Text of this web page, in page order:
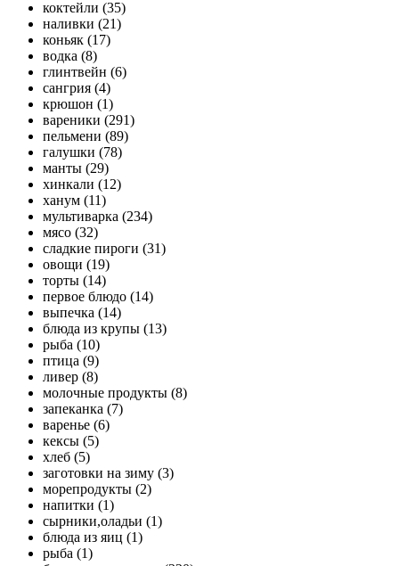
коктейли (35)
наливки (21)
коньяк (17)
водка (8)
глинтвейн (6)
сангрия (4)
крюшон (1)
вареники (291)
пельмени (89)
галушки (78)
манты (29)
хинкали (12)
ханум (11)
мультиварка (234)
мясо (32)
сладкие пироги (31)
овощи (19)
торты (14)
первое блюдо (14)
выпечка (14)
блюда из крупы (13)
рыба (10)
птица (9)
ливер (8)
молочные продукты (8)
запеканка (7)
варенье (6)
кексы (5)
хлеб (5)
заготовки на зиму (3)
морепродукты (2)
напитки (1)
сырники,оладьи (1)
блюда из яиц (1)
рыба (1)